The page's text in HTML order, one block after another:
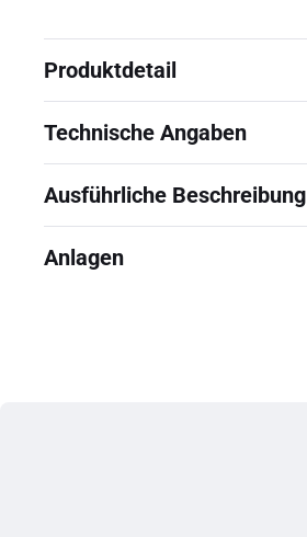
Produktdetail
Technische Angaben
Ausführliche Beschreibung
Anlagen